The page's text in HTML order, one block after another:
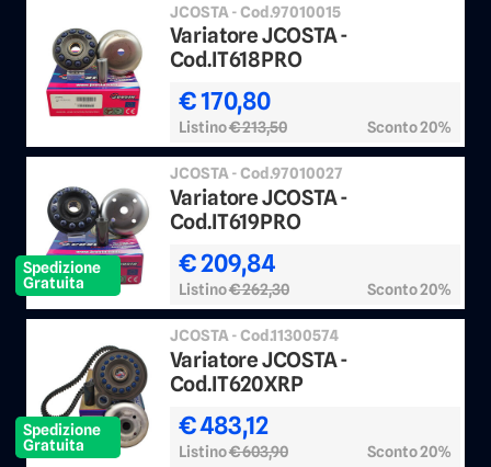
JCOSTA - Cod.97010015
Variatore JCOSTA -
Cod.IT618PRO
€ 170,80
Listino€ 213,50 Sconto 20%
Spedizione
Gratuita
JCOSTA - Cod.97010027
Variatore JCOSTA -
Cod.IT619PRO
€ 209,84
Listino€ 262,30 Sconto 20%
Spedizione
Gratuita
JCOSTA - Cod.11300574
Variatore JCOSTA -
Cod.IT620XRP
€ 483,12
Listino€ 603,90 Sconto 20%